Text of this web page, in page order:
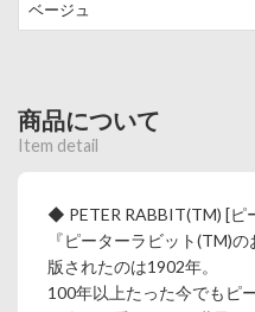
ベージュ
商品について
Item detail
◆ PETER RABBIT(TM) [
『ピーターラビット(TM)
版されたのは1902年。
100年以上たった今でもピ